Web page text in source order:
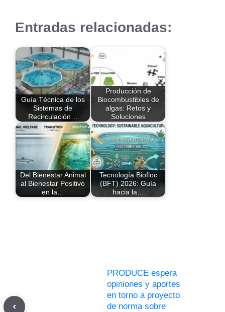
Entradas relacionadas:
Guía Técnica de los
Sistemas de
Recirculación…
Producción de
Biocombustibles de
algas: Retos y
Soluciones
Del Bienestar Animal
al Bienestar Positivo
en la…
Tecnología Biofloc
(BFT) 2026: Guía
hacia la…
PRODUCE espera
opiniones y aportes
en torno a proyecto
de norma sobre